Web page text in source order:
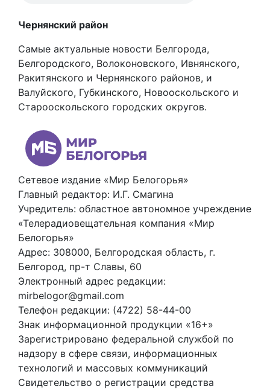
Чернянский район
Самые актуальные новости Белгорода,
Белгородского, Волоконовского, Ивнянского,
Ракитянского и Чернянского районов, и
Валуйского, Губкинского, Новооскольского и
Старооскольского городских округов.
Сетевое издание «Мир Белогорья»
Главный редактор: И.Г. Смагина
Учредитель: областное автономное учреждение
«Телерадиовещательная компания «Мир
Белогорья»
Адрес: 308000, Белгородская область, г.
Белгород, пр-т Славы, 60
Электронный адрес редакции:
mirbelogor@gmail.com
Телефон редакции: (4722) 58-44-00
Знак информационной продукции «16+»
Зарегистрировано федеральной службой по
надзору в сфере связи, информационных
технологий и массовых коммуникаций
Свидетельство о регистрации средства